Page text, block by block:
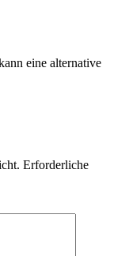
eine alternative
Erforderliche